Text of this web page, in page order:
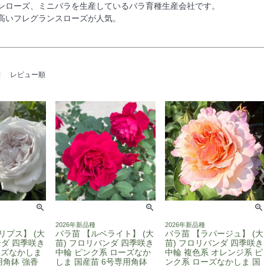
ーズ、ミニバラを生産しているバラ育種生産会社です。
フレグランスローズが人気。
レビュー順
プス】 (大
四季咲き
なかしま
角鉢 強香
2026年新品種
バラ苗 【ルベライト】 (大
苗) フロリバンダ 四季咲き
中輪 ピンク系 ローズなか
しま 国産苗 6号専用角鉢
2026年新品種
バラ苗 【ラパージュ】 (大
苗) フロリバンダ 四季咲き
中輪 複色系 オレンジ系 ピ
ンク系 ローズなかしま 国